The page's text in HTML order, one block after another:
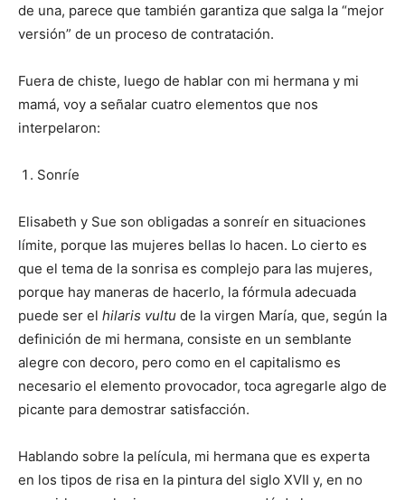
de una, parece que también garantiza que salga la “mejor
versión” de un proceso de contratación.
Fuera de chiste, luego de hablar con mi hermana y mi
mamá, voy a señalar cuatro elementos que nos
interpelaron:
Sonríe
Elisabeth y Sue son obligadas a sonreír en situaciones
límite, porque las mujeres bellas lo hacen. Lo cierto es
que el tema de la sonrisa es complejo para las mujeres,
porque hay maneras de hacerlo, la fórmula adecuada
puede ser el hilaris vultu de la virgen María, que, según la
definición de mi hermana, consiste en un semblante
alegre con decoro, pero como en el capitalismo es
necesario el elemento provocador, toca agregarle algo de
picante para demostrar satisfacción.
Hablando sobre la película, mi hermana que es experta
en los tipos de risa en la pintura del siglo XVII y, en no